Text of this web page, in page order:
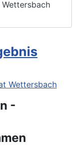
Wettersbach
Wettersbach